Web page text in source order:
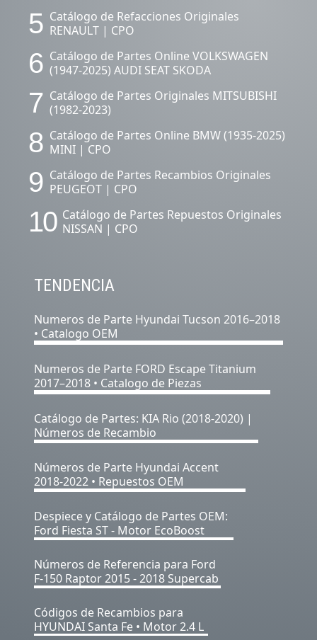
5 Catálogo de Refacciones Originales
RENAULT | CPO
6 Catálogo de Partes Online VOLKSWAGEN
(1947-2025) AUDI SEAT SKODA
7 Catálogo de Partes Originales MITSUBISHI
(1982-2023)
8 Catálogo de Partes Online BMW (1935-2025)
MINI | CPO
9 Catálogo de Partes Recambios Originales
PEUGEOT | CPO
10 Catálogo de Partes Repuestos Originales
NISSAN | CPO
TENDENCIA
Numeros de Parte Hyundai Tucson 2016–2018
• Catalogo OEM
Numeros de Parte FORD Escape Titanium
2017–2018 • Catalogo de Piezas
Catálogo de Partes: KIA Rio (2018-2020) |
Números de Recambio
Números de Parte Hyundai Accent
2018-2022 • Repuestos OEM
Despiece y Catálogo de Partes OEM:
Ford Fiesta ST - Motor EcoBoost
Números de Referencia para Ford
F-150 Raptor 2015 - 2018 Supercab
Códigos de Recambios para
HYUNDAI Santa Fe • Motor 2.4 L